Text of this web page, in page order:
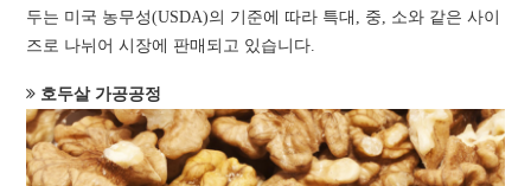
두는 미국 농무성(USDA)의 기준에 따라 특대, 중, 소와 같은 사이
즈로 나뉘어 시장에 판매되고 있습니다.
호두살 가공공정